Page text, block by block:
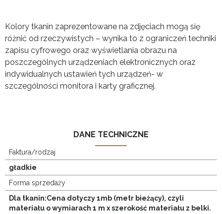
Kolory tkanin zaprezentowane na zdjęciach mogą się
różnić od rzeczywistych – wynika to z ograniczeń techniki
zapisu cyfrowego oraz wyświetlania obrazu na
poszczególnych urządzeniach elektronicznych oraz
indywidualnych ustawień tych urządzeń- w
szczególności monitora i karty graficznej.
DANE TECHNICZNE
Faktura/rodzaj
gładkie
Forma sprzedaży
Dla tkanin:Cena dotyczy 1mb (metr bieżący), czyli
materiału o wymiarach 1 m x szerokość materiału z belki.